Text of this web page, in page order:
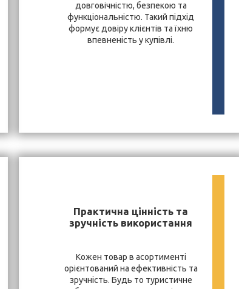
довговічністю, безпекою та
функціональністю. Такий підхід
формує довіру клієнтів та їхню
впевненість у купівлі.
Практична цінність та
зручність використання
Кожен товар в асортименті
орієнтований на ефективність та
зручність. Будь то туристичне